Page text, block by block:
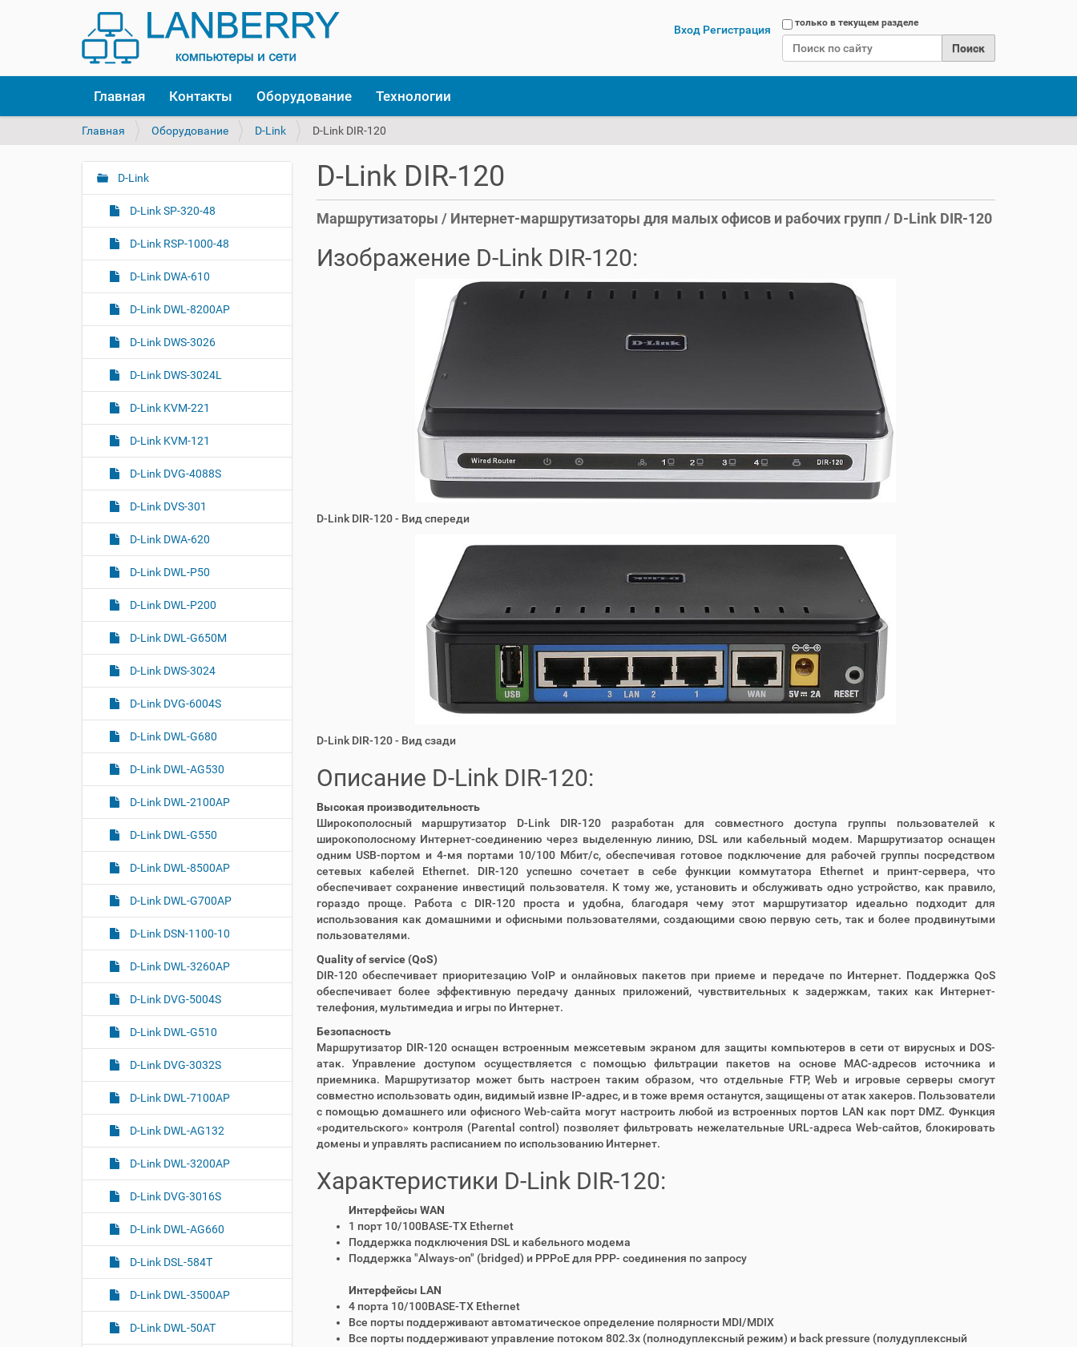
Поисктолько в текущем разделе
Вход Регистрация
Главная Контакты Оборудование Технологии
В
з
е
ь
Главная Оборудование D-Link D-Link DIR-120
D-Link DIR-120
Маршрутизаторы / Интернет-маршрутизаторы для малых офисов и рабочих групп / D-Link DIR-120
Изображение D-Link DIR-120:
D-Link DIR-120 - Вид спереди
D-Link DIR-120 - Вид сзади
Описание D-Link DIR-120:
Высокая производительность
Широкополосный маршрутизатор D-Link DIR-120 разработан для совместного доступа группы пользователей к
широкополосному Интернет-соединению через выделенную линию, DSL или кабельный модем. Маршрутизатор оснащен
одним USB-портом и 4-мя портами 10/100 Мбит/с, обеспечивая готовое подключение для рабочей группы посредством
сетевых кабелей Ethernet. DIR-120 успешно сочетает в себе функции коммутатора Ethernet и принт-сервера, что
обеспечивает сохранение инвестиций пользователя. К тому же, установить и обслуживать одно устройство, как правило,
гораздо проще. Работа с DIR-120 проста и удобна, благодаря чему этот маршрутизатор идеально подходит для
использования как домашними и офисными пользователями, создающими свою первую сеть, так и более продвинутыми
пользователями.
Quality of service (QoS)
DIR-120 обеспечивает приоритезацию VoIP и онлайновых пакетов при приеме и передаче по Интернет. Поддержка QoS
обеспечивает более эффективную передачу данных приложений, чувствительных к задержкам, таких как Интернет-
телефония, мультимедиа и игры по Интернет.
Безопасность
Маршрутизатор DIR-120 оснащен встроенным межсетевым экраном для защиты компьютеров в сети от вирусных и DOS-
атак. Управление доступом осуществляется с помощью фильтрации пакетов на основе МАС-адресов источника и
приемника. Маршрутизатор может быть настроен таким образом, что отдельные FTP, Web и игровые серверы смогут
совместно использовать один, видимый извне IP-адрес, и в тоже время останутся, защищены от атак хакеров. Пользователи
с помощью домашнего или офисного Web-сайта могут настроить любой из встроенных портов LAN как порт DMZ. Функция
«родительского» контроля (Parental control) позволяет фильтровать нежелательные URL-адреса Web-сайтов, блокировать
домены и управлять расписанием по использованию Интернет.
Характеристики D-Link DIR-120:
Интерфейсы WAN
1 порт 10/100BASE-TX Ethernet
Поддержка подключения DSL и кабельного модема
Поддержка "Always-on" (bridged) и PPPoE для PPP- соединения по запросу
Интерфейсы LAN
4 порта 10/100BASE-TX Ethernet
Все порты поддерживают автоматическое определение полярности MDI/MDIX
Все порты поддерживают управление потоком 802.3x (полнодуплексный режим) и back pressure (полудуплексный
Н
г
и
D-Link
D-Link SP-320-48
D-Link RSP-1000-48
D-Link DWA-610
D-Link DWL-8200AP
D-Link DWS-3026
D-Link DWS-3024L
D-Link KVM-221
D-Link KVM-121
D-Link DVG-4088S
D-Link DVS-301
D-Link DWA-620
D-Link DWL-P50
D-Link DWL-P200
D-Link DWL-G650M
D-Link DWS-3024
D-Link DVG-6004S
D-Link DWL-G680
D-Link DWL-AG530
D-Link DWL-2100AP
D-Link DWL-G550
D-Link DWL-8500AP
D-Link DWL-G700AP
D-Link DSN-1100-10
D-Link DWL-3260AP
D-Link DVG-5004S
D-Link DWL-G510
D-Link DVG-3032S
D-Link DWL-7100AP
D-Link DWL-AG132
D-Link DWL-3200AP
D-Link DVG-3016S
D-Link DWL-AG660
D-Link DSL-584T
D-Link DWL-3500AP
D-Link DWL-50AT